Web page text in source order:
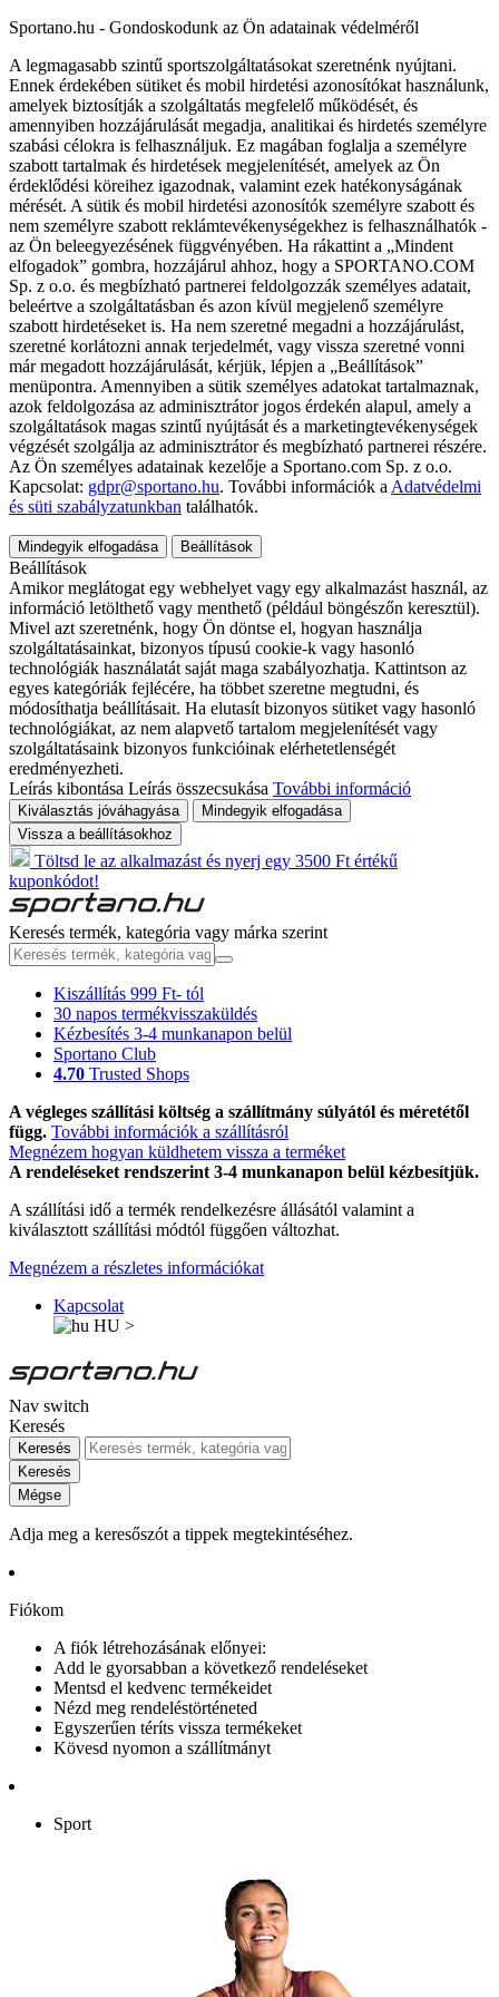
Sportano.hu - Gondoskodunk az Ön adatainak védelméről
A legmagasabb szintű sportszolgáltatásokat szeretnénk nyújtani.
Ennek érdekében sütiket és mobil hirdetési azonosítókat használunk,
amelyek biztosítják a szolgáltatás megfelelő működését, és
amennyiben hozzájárulását megadja, analitikai és hirdetés személyre
szabási célokra is felhasználjuk. Ez magában foglalja a személyre
szabott tartalmak és hirdetések megjelenítését, amelyek az Ön
érdeklődési köreihez igazodnak, valamint ezek hatékonyságának
mérését. A sütik és mobil hirdetési azonosítók személyre szabott és
nem személyre szabott reklámtevékenységekhez is felhasználhatók -
az Ön beleegyezésének függvényében. Ha rákattint a „Mindent
elfogadok” gombra, hozzájárul ahhoz, hogy a SPORTANO.COM
Sp. z o.o. és megbízható partnerei feldolgozzák személyes adatait,
beleértve a szolgáltatásban és azon kívül megjelenő személyre
szabott hirdetéseket is. Ha nem szeretné megadni a hozzájárulást,
szeretné korlátozni annak terjedelmét, vagy vissza szeretné vonni
már megadott hozzájárulását, kérjük, lépjen a „Beállítások”
menüpontra. Amennyiben a sütik személyes adatokat tartalmaznak,
azok feldolgozása az adminisztrátor jogos érdekén alapul, amely a
szolgáltatások magas szintű nyújtását és a marketingtevékenységek
végzését szolgálja az adminisztrátor és megbízható partnerei részére.
Az Ön személyes adatainak kezelője a Sportano.com Sp. z o.o.
Kapcsolat: gdpr@sportano.hu. További információk a Adatvédelmi
és süti szabályzatunkban találhatók.
Mindegyik elfogadása Beállítások
Beállítások
Amikor meglátogat egy webhelyet vagy egy alkalmazást használ, az
információ letölthető vagy menthető (például böngészőn keresztül).
Mivel azt szeretnénk, hogy Ön döntse el, hogyan használja
szolgáltatásainkat, bizonyos típusú cookie-k vagy hasonló
technológiák használatát saját maga szabályozhatja. Kattintson az
egyes kategóriák fejlécére, ha többet szeretne megtudni, és
módosíthatja beállításait. Ha elutasít bizonyos sütiket vagy hasonló
technológiákat, az nem alapvető tartalom megjelenítését vagy
szolgáltatásaink bizonyos funkcióinak elérhetetlenségét
eredményezheti.
Leírás kibontása Leírás összecsukása További információ
Kiválasztás jóváhagyása
Mindegyik elfogadása
Vissza a beállításokhoz
Töltsd le az alkalmazást és nyerj egy 3500 Ft értékű
kuponkódot!
Keresés termék, kategória vagy márka szerint
Kiszállítás 999 Ft- tól
30 napos termékvisszaküldés
Kézbesítés 3-4 munkanapon belül
Sportano Club
4.70 Trusted Shops
A végleges szállítási költség a szállítmány súlyától és méretétől
függ. További információk a szállításról
Megnézem hogyan küldhetem vissza a terméket
A rendeléseket rendszerint 3-4 munkanapon belül kézbesítjük.
A szállítási idő a termék rendelkezésre állásától valamint a
kiválasztott szállítási módtól függően változhat.
Megnézem a részletes információkat
Kapcsolat
HU >
Nav switch
Keresés
Keresés
Keresés
Mégse
Adja meg a keresőszót a tippek megtekintéséhez.
Fiókom
A fiók létrehozásának előnyei:
Add le gyorsabban a következő rendeléseket
Mentsd el kedvenc termékeidet
Nézd meg rendeléstörténeted
Egyszerűen téríts vissza termékeket
Kövesd nyomon a szállítmányt
Sport